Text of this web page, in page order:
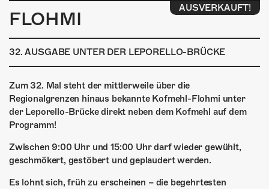
MITMACHEN
FLOHMI AUSVERKAUFT!
32. AUSGABE UNTER DER LEPORELLO-BRÜCKE
Zum 32. Mal steht der mittlerweile über die
Regionalgrenzen hinaus bekannte Kofmehl-Flohmi unter
der Leporello-Brücke direkt neben dem Kofmehl auf dem
Programm!
Zwischen 9:00 Uhr und 15:00 Uhr darf wieder gewühlt,
geschmökert, gestöbert und geplaudert werden.
Es lohnt sich, früh zu erscheinen – die begehrtesten